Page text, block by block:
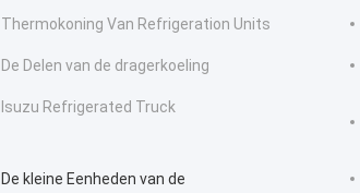
Thermokoning Van Refrigeration Units
De Delen van de dragerkoeling
Isuzu Refrigerated Truck
De kleine Eenheden van de